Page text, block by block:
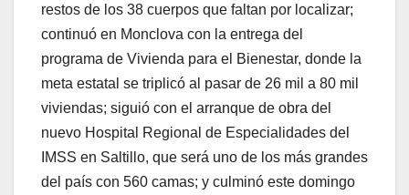
restos de los 38 cuerpos que faltan por localizar;
continuó en Monclova con la entrega del
programa de Vivienda para el Bienestar, donde la
meta estatal se triplicó al pasar de 26 mil a 80 mil
viviendas; siguió con el arranque de obra del
nuevo Hospital Regional de Especialidades del
IMSS en Saltillo, que será uno de los más grandes
del país con 560 camas; y culminó este domingo